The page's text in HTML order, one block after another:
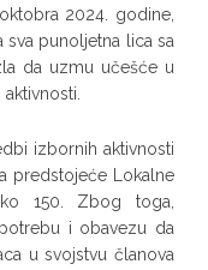
2024. godine,
sva punoljetna lica sa
da uzmu učešće u
izbornih aktivnosti
predstojeće Lokalne
150. Zbog toga,
i obavezu da
u svojstvu članova